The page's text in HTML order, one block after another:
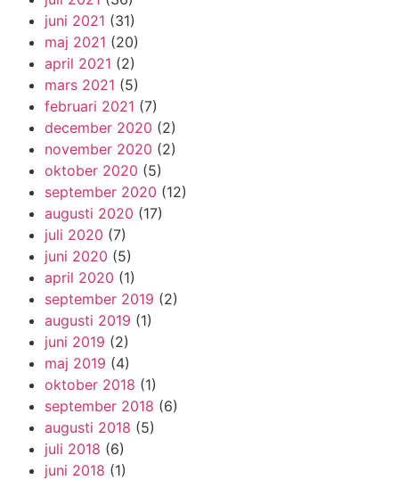
juni 2021 (31)
maj 2021 (20)
april 2021 (2)
mars 2021 (5)
februari 2021 (7)
december 2020 (2)
november 2020 (2)
oktober 2020 (5)
september 2020 (12)
augusti 2020 (17)
juli 2020 (7)
juni 2020 (5)
april 2020 (1)
september 2019 (2)
augusti 2019 (1)
juni 2019 (2)
maj 2019 (4)
oktober 2018 (1)
september 2018 (6)
augusti 2018 (5)
juli 2018 (6)
juni 2018 (1)